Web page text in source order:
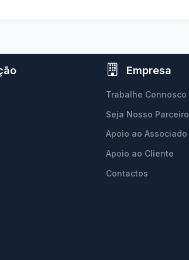
Empresa
Trabalhe Connosco
Seja Nosso Parceiro
Apoio ao Associado
Apoio ao Cliente
Contactos